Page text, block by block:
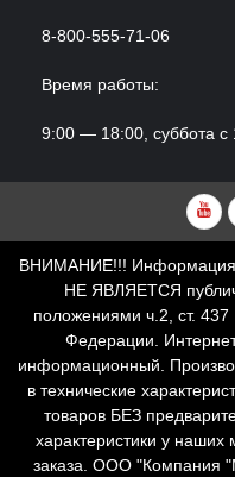
8-800-555-71-06
Время работы:
9:00 — 18:00, суббота
ВНИМАНИЕ!!! Информация
НЕ ЯВЛЯЕТСЯ
положениями ч.2, ст. 437
Федерации.
информационный.
в технические
товаров БЕЗ
характеристики у
заказа. ООО "Компания